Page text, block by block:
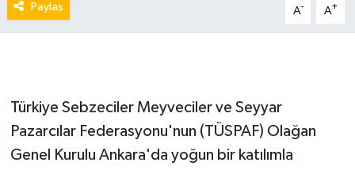
Paylaş A- A+
Türkiye Sebzeciler Meyveciler ve Seyyar
Pazarcılar Federasyonu'nun (TÜSPAF) Olağan
Genel Kurulu Ankara'da yoğun bir katılımla